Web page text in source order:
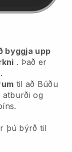
byggja upp
. Það er
til að Búðu
og
þú býrð til